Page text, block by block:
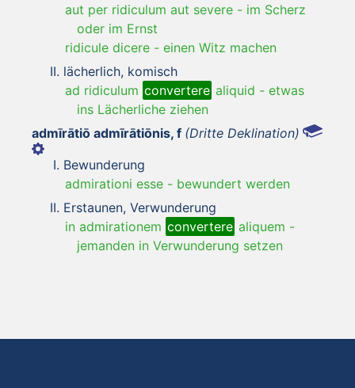
aut per ridiculum aut severe - im Scherz
oder im Ernst
ridicule dicere - einen Witz machen
lächerlich, komisch
ad ridiculum convertere aliquid - etwas
ins Lächerliche ziehen
admīrātiō admīrātiōnis, f (Dritte Deklination)
Bewunderung
admirationi esse - bewundert werden
Erstaunen, Verwunderung
in admirationem convertere aliquem -
jemanden in Verwunderung setzen